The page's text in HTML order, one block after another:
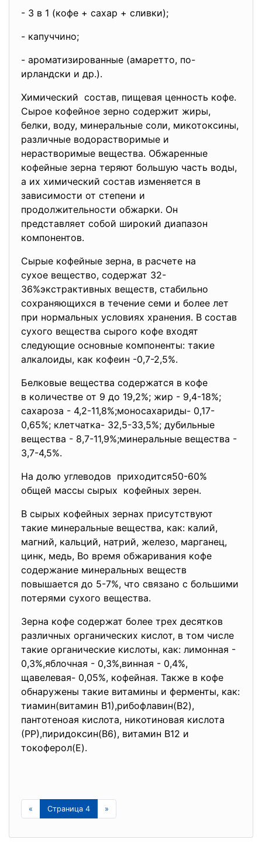
- 3 в 1 (кофе + сахар + сливки);
- капуччино;
- ароматизированные (амаретто, по-
ирландски и др.).
Химический состав, пищевая ценность кофе.
Сырое кофейное зерно содержит жиры,
белки, воду, минеральные соли, микотоксины,
различные водорастворимые и
нерастворимые вещества. Обжаренные
кофейные зерна теряют большую часть воды,
а их химический состав изменяется в
зависимости от степени и
продолжительности обжарки. Он
представляет собой широкий диапазон
компонентов.
Сырые кофейные зерна, в расчете на
сухое вещество, содержат 32-
36%экстрактивных веществ, стабильно
сохраняющихся в течение семи и более лет
при нормальных условиях хранения. В состав
сухого вещества сырого кофе входят
следующие основные компоненты: такие
алкалоиды, как кофеин -0,7-2,5%.
Белковые вещества содержатся в кофе
в количестве от 9 до 19,2%; жир - 9,4-18%;
сахароза - 4,2-11,8%;моносахариды- 0,17-
0,65%; клетчатка- 32,5-33,5%; дубильные
вещества - 8,7-11,9%;минеральные вещества -
3,7-4,5%.
На долю углеводов приходится50-60%
общей массы сырых кофейных зерен.
В сырых кофейных зернах присутствуют
такие минеральные вещества, как: калий,
магний, кальций, натрий, железо, марганец,
цинк, медь, Во время обжаривания кофе
содержание минеральных веществ
повышается до 5-7%, что связано с большими
потерями сухого вещества.
Зерна кофе содержат более трех десятков
различных органических кислот, в том числе
такие органические кислоты, как: лимонная -
0,3%,яблочная - 0,3%,винная - 0,4%,
щавелевая- 0,05%, кофейная. Также в кофе
обнаружены такие витамины и ферменты, как:
тиамин(витамин В1),рибофлавин(В2),
пантотеноая кислота, никотиновая кислота
(РР),пиридоксин(В6), витамин В12 и
токоферол(Е).
« Страница 4 »